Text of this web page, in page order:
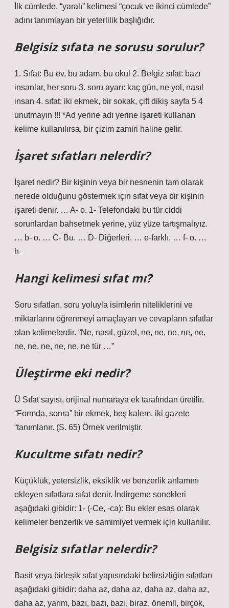
İlk cümlede, “yaralı” kelimesi “çocuk ve ikinci cümlede”
adını tanımlayan bir yeterlilik başlığıdır.
Belgisiz sıfata ne sorusu sorulur?
1. Sıfat: Bu ev, bu adam, bu okul 2. Belgiz sıfat: bazı
insanlar, her soru 3. soru ayarı: kaç gün, ne yol, nasıl
insan 4. sıfat: iki ekmek, bir sokak, çift dikiş sayfa 5 4
unutmayın !!! *Ad yerine adı yerine işareti kullanan
kelime kullanılırsa, bir çizim zamiri haline gelir.
İşaret sıfatları nelerdir?
İşaret nedir? Bir kişinin veya bir nesnenin tam olarak
nerede olduğunu göstermek için sıfat veya bir kişinin
işareti denir. … A- o. 1- Telefondaki bu tür ciddi
sorunlardan bahsetmek yerine, yüz yüze tartışmalıyız.
… b- o. … C- Bu. … D- Diğerleri. … e-farklı. … f- o. …
h-
Hangi kelimesi sıfat mı?
Soru sıfatları, soru yoluyla isimlerin niteliklerini ve
miktarlarını öğrenmeyi amaçlayan ve cevapların sıfatlar
olan kelimelerdir. “Ne, nasıl, güzel, ne, ne, ne, ne, ne,
ne, ne, ne, ne, ne, ne tür …”
Üleştirme eki nedir?
Ü Sıfat sayısı, orijinal numaraya ek tarafından üretilir.
“Formda, sonra” bir ekmek, beş kalem, iki gazete
“tanımlanır. (S. 65) Örnek verilmiştir.
Kucultme sıfatı nedir?
Küçüklük, yetersizlik, eksiklik ve benzerlik anlamını
ekleyen sıfatlara sıfat denir. İndirgeme sonekleri
aşağıdaki gibidir: 1- (-Ce, -ca): Bu ekler esas olarak
kelimeler benzerlik ve samimiyet vermek için kullanılır.
Belgisiz sıfatlar nelerdir?
Basit veya birleşik sıfat yapısındaki belirsizliğin sıfatları
aşağıdaki gibidir: daha az, daha az, daha az, daha az,
daha az, yarım, bazı, bazı, bazı, biraz, önemli, birçok,